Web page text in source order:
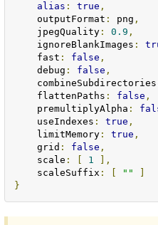
alias : true ,
    outputFormat
: png ,
    jpegQuality
: 0.9 ,
    ignoreBlankImages
:
    fast
: false ,
    debug
: false ,
    combineSubdirectories
    flattenPaths
: false ,
    premultiplyAlpha
:
    useIndexes
: true ,
    limitMemory
: true ,
    grid
: false ,
    scale
: 1
],
    scaleSuffix
: ""
}